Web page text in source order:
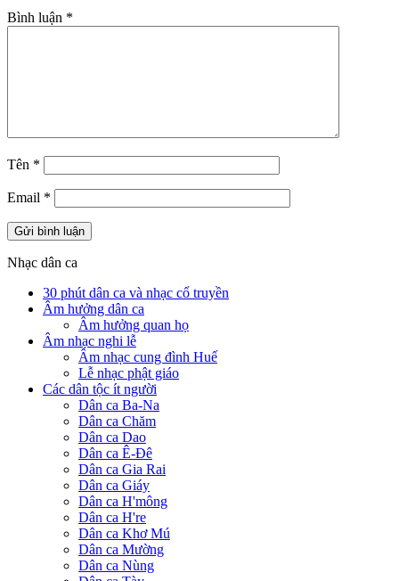
Bình luận *
Tên *
Email *
Nhạc dân ca
30 phút dân ca và nhạc cổ truyền
Âm hưởng dân ca
Âm hưởng quan họ
Âm nhạc nghi lễ
Âm nhạc cung đình Huế
Lễ nhạc phật giáo
Các dân tộc ít người
Dân ca Ba-Na
Dân ca Chăm
Dân ca Dao
Dân ca Ê-Đê
Dân ca Gia Rai
Dân ca Giáy
Dân ca H'mông
Dân ca H're
Dân ca Khơ Mú
Dân ca Mường
Dân ca Nùng